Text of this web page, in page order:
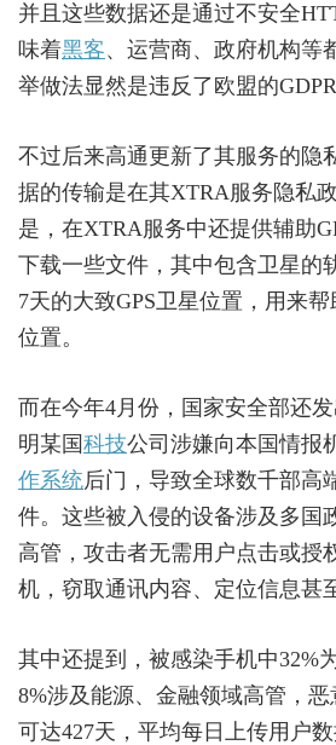
并且这些数据还是通过不安全
味着黑客、运营商、政府机构等
举做法显然是违反了欧盟的GDPR
不过后来高通更新了其服务的隐
据的传输是在其XTRA服务隐私
是，在XTRA服务中还提供辅助
下载一些文件，其中包含卫星的
7天的大致GPS卫星位置，用来
位置。
而在今年4月份，国家安全部还
明某国科技公司涉嫌向本国情报
作系统后门，导致全球数千部高
件。这些被入侵的设备涉及多国
高管，攻击者无需用户点击或授
机，窃取通讯内容、定位信息甚
其中还提到，被感染手机中32%
8%涉及能源、金融领域高管，
可达427天，平均每日上传用户数